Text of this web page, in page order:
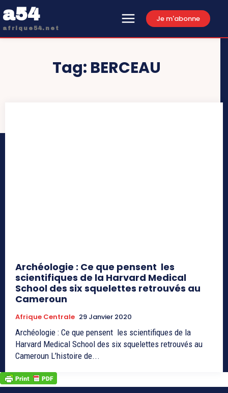
a54
afrique54.net
Je m'abonne
Tag: BERCEAU
Archéologie : Ce que pensent les
scientifiques de la Harvard Medical
School des six squelettes retrouvés au
Cameroun
Afrique Centrale 29 Janvier 2020
Archéologie : Ce que pensent les scientifiques de la
Harvard Medical School des six squelettes retrouvés au
Cameroun L’histoire de...